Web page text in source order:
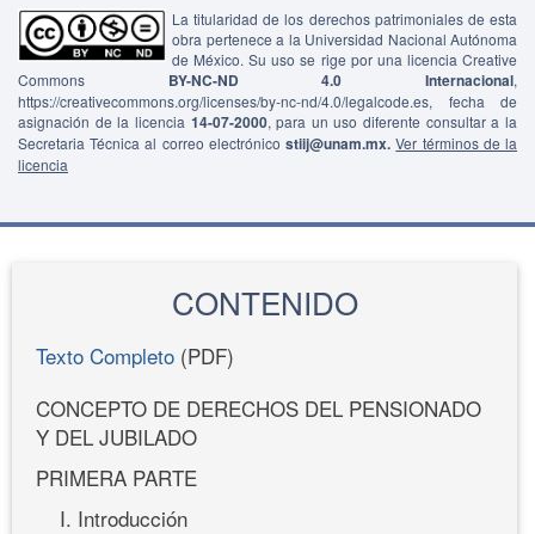
La titularidad de los derechos patrimoniales de esta
obra pertenece a la Universidad Nacional Autónoma
de México. Su uso se rige por una licencia Creative
Commons BY-NC-ND 4.0 Internacional,
https://creativecommons.org/licenses/by-nc-nd/4.0/legalcode.es, fecha de
asignación de la licencia 14-07-2000, para un uso diferente consultar a la
Secretaria Técnica al correo electrónicostiij@unam.mx. Ver términos de la
licencia
CONTENIDO
Texto Completo (PDF)
CONCEPTO DE DERECHOS DEL PENSIONADO
Y DEL JUBILADO
PRIMERA PARTE
I. Introducción